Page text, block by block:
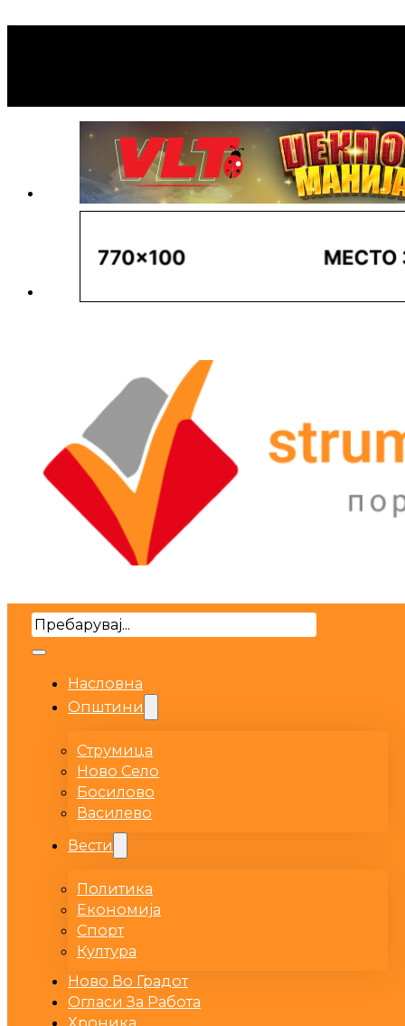
Search
Насловна
Општини
Струмица
Ново Село
Босилово
Василево
Вести
Политика
Економија
Спорт
Култура
Ново Во Градот
Огласи За Работа
Хроника